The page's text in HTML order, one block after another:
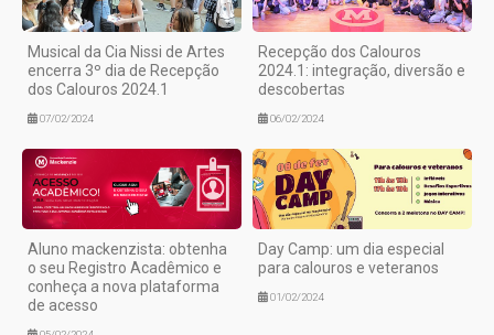
Musical da Cia Nissi de Artes
encerra 3º dia de Recepção
dos Calouros 2024.1
07/02/2024
Recepção dos Calouros
2024.1: integração, diversão e
descobertas
06/02/2024
Aluno mackenzista: obtenha
o seu Registro Acadêmico e
conheça a nova plataforma
de acesso
Day Camp: um dia especial
para calouros e veteranos
01/02/2024